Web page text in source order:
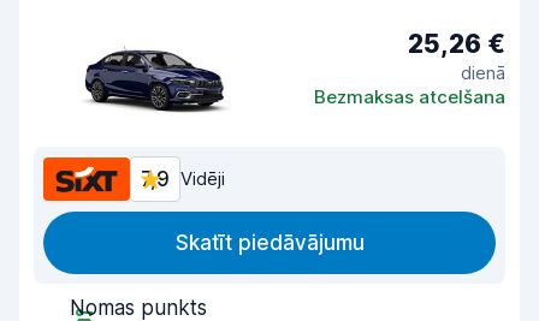
25,26 €
dienā
Bezmaksas atcelšana
7,9 Vidēji
Skatīt piedāvājumu
Nomas punkts